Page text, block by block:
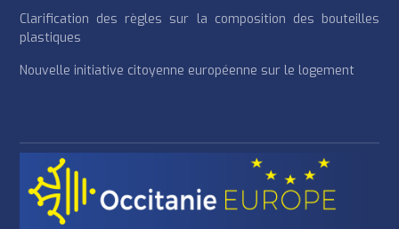
Clarification des règles sur la composition des bouteilles
plastiques
Nouvelle initiative citoyenne européenne sur le logement